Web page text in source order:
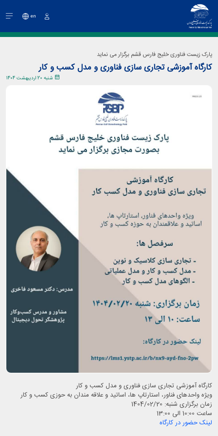
en
پارک زیست فناوری خلیج فارس قشم برگزار می نماید
کارگاه آموزشی تجاری سازی فناوری و مدل کسب و کار
شنبه 20 اردیبهشت 1404
کارگاه آموزشی تجاری سازی فناوری و مدل کسب و کار
ویژه واحدهای فناور، استارتاپ ها، اساتید و علاقه مندان به حوزی کسب و کار
زمان برگزاری شنبه: 1404/02/20
ساعت 10:00 الی 13:00
لینک حضور در کارگاه